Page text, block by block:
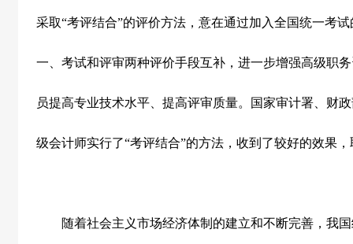
采取“考评结合”的评价方法，意在通过加入全国统一考
一、考试和评审两种评价手段互补，进一步增强高级职
员提高专业技术水平、提高评审质量。国家审计署、财
级会计师实行了“考评结合”的方法，收到了较好的效果
随着社会主义市场经济体制的建立和不断完善，我国